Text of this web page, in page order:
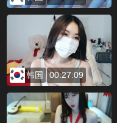
韩国 00:27:09